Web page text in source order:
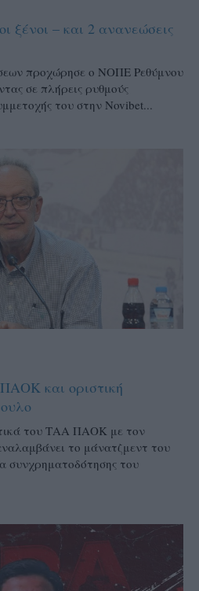
ξένοι – και 2 ανανεώσεις
προχώρησε ο ΝΟΠΕ Ρεθύμνου
σε πλήρεις ρυθμούς
του στην Novibet...
και οριστική
του ΤΑΑ ΠΑΟΚ με τον
το μάνατζμεντ του
συνχρηματοδότησης του